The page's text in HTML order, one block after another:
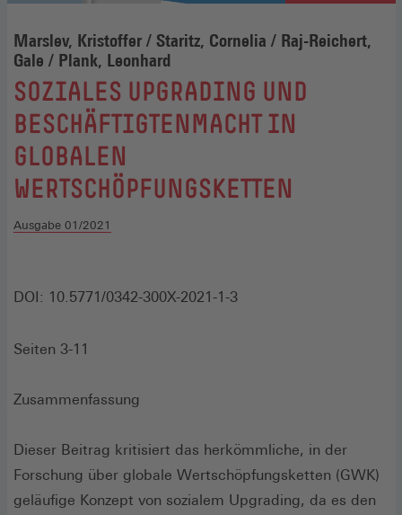
Marslev, Kristoffer / Staritz, Cornelia / Raj-Reichert,
Gale / Plank, Leonhard
:
SOZIALES UPGRADING UND
BESCHÄFTIGTENMACHT IN
GLOBALEN
WERTSCHÖPFUNGSKETTEN
Ausgabe 01/2021
DOI: 10.5771/0342-300X-2021-1-3
Seiten 3-11
Zusammenfassung
Dieser Beitrag kritisiert das herkömmliche, in der
Forschung über globale Wertschöpfungsketten (GWK)
geläufige Konzept von sozialem Upgrading, da es den